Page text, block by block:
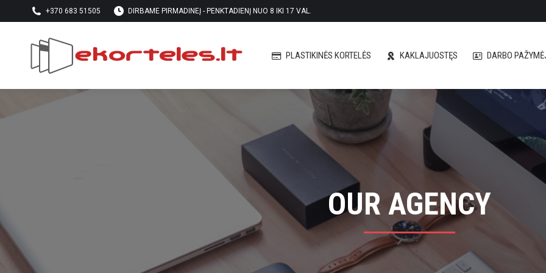
+370 683 51505 DIRBAME PIRMADINEĮ - PENKTADIENĮ NUO 8 IKI 17 VAL.
PLASTIKINĖS KORTELĖS KAKLAJUOSTĘS DARBO
OUR AGENCY
PLASTIKINĖS KORTELĖS KAKLAJUOSTĘS DARBO